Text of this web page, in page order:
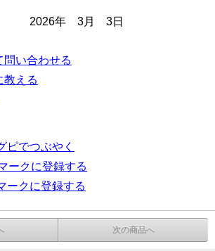
2026年 3月 3日
問い合わせる
教える
ピでつぶやく
ークに登録する
ークに登録する
次の商品へ